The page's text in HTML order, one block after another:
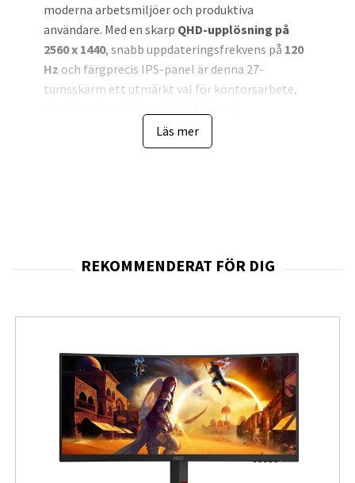
moderna arbetsmiljöer och produktiva
användare. Med en skarp QHD-upplösning på
2560 x 1440, snabb uppdateringsfrekvens på 120
Hz och färgprecis IPS-panel är denna 27-
tumsskärm ett utmärkt val för kontorsarbete,
professionell användning där bildkvalitet och
komfort står i fokus. Den stilrena designen i
betydligt större arbetsyta än traditionella Full
produktiviteten vid arbete med dokument,
avancerade arbetsflöden. Kombinationen av 27-
tumsformat och hög pixeltäthet ger en tydlig
och bekväm visningsupplevelse under långa
arbetsdagar.
Den högkvalitativaIPS-panelenlevererar breda
Läs mer